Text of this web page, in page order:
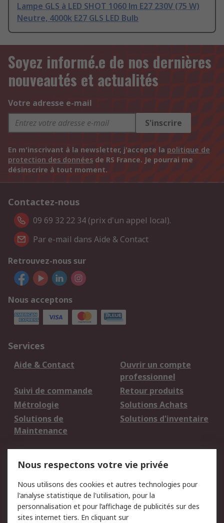
Lampe GLS à LED SHOT 1060 lm E27 230V (75 W)
Neutre, 4000k E27 GLS LED Bulb
Soyez informé.e de nos dernières
nouveautés et actualités
Votre adresse e-mail
S'inscrire
En m'inscrivant à la newsletter, j'accepte la politique de
protection des données de RS France. Je pourrai me
désinscrire à tout moment.
Contactez-nous
09 69 32 22 34 (prix d'un appel local).
Par e-mail dans Aide & Contact
Retrouvez-nous sur
Nous acceptons
Services
Aide & Contact
Ouvrir un compte
professionnel
Suivi de commande
Retour produits
Métrologie
Solutions Achats
Solutions de
Maintenance
Solutions d'inventaire
du site
Politique de protection
des données - Mise à
Sécurité des E-mails
Nous respectons votre vie privée
Nous utilisons des cookies et autres technologies pour
l'analyse statistique de l'utilisation, pour la
personnalisation et pour l’affichage de publicités sur des
sites internet tiers. En cliquant sur